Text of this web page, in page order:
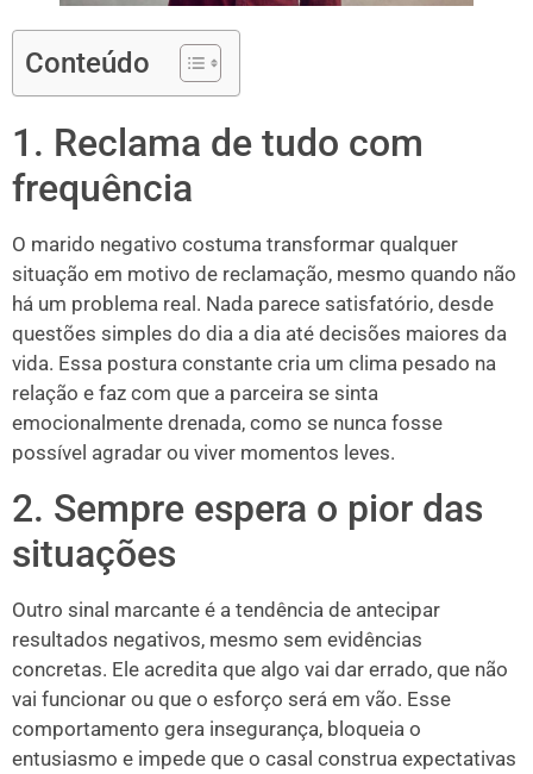
Conteúdo
1. Reclama de tudo com
frequência
O marido negativo costuma transformar qualquer
situação em motivo de reclamação, mesmo quando não
há um problema real. Nada parece satisfatório, desde
questões simples do dia a dia até decisões maiores da
vida. Essa postura constante cria um clima pesado na
relação e faz com que a parceira se sinta
emocionalmente drenada, como se nunca fosse
possível agradar ou viver momentos leves.
2. Sempre espera o pior das
situações
Outro sinal marcante é a tendência de antecipar
resultados negativos, mesmo sem evidências
concretas. Ele acredita que algo vai dar errado, que não
vai funcionar ou que o esforço será em vão. Esse
comportamento gera insegurança, bloqueia o
entusiasmo e impede que o casal construa expectativas